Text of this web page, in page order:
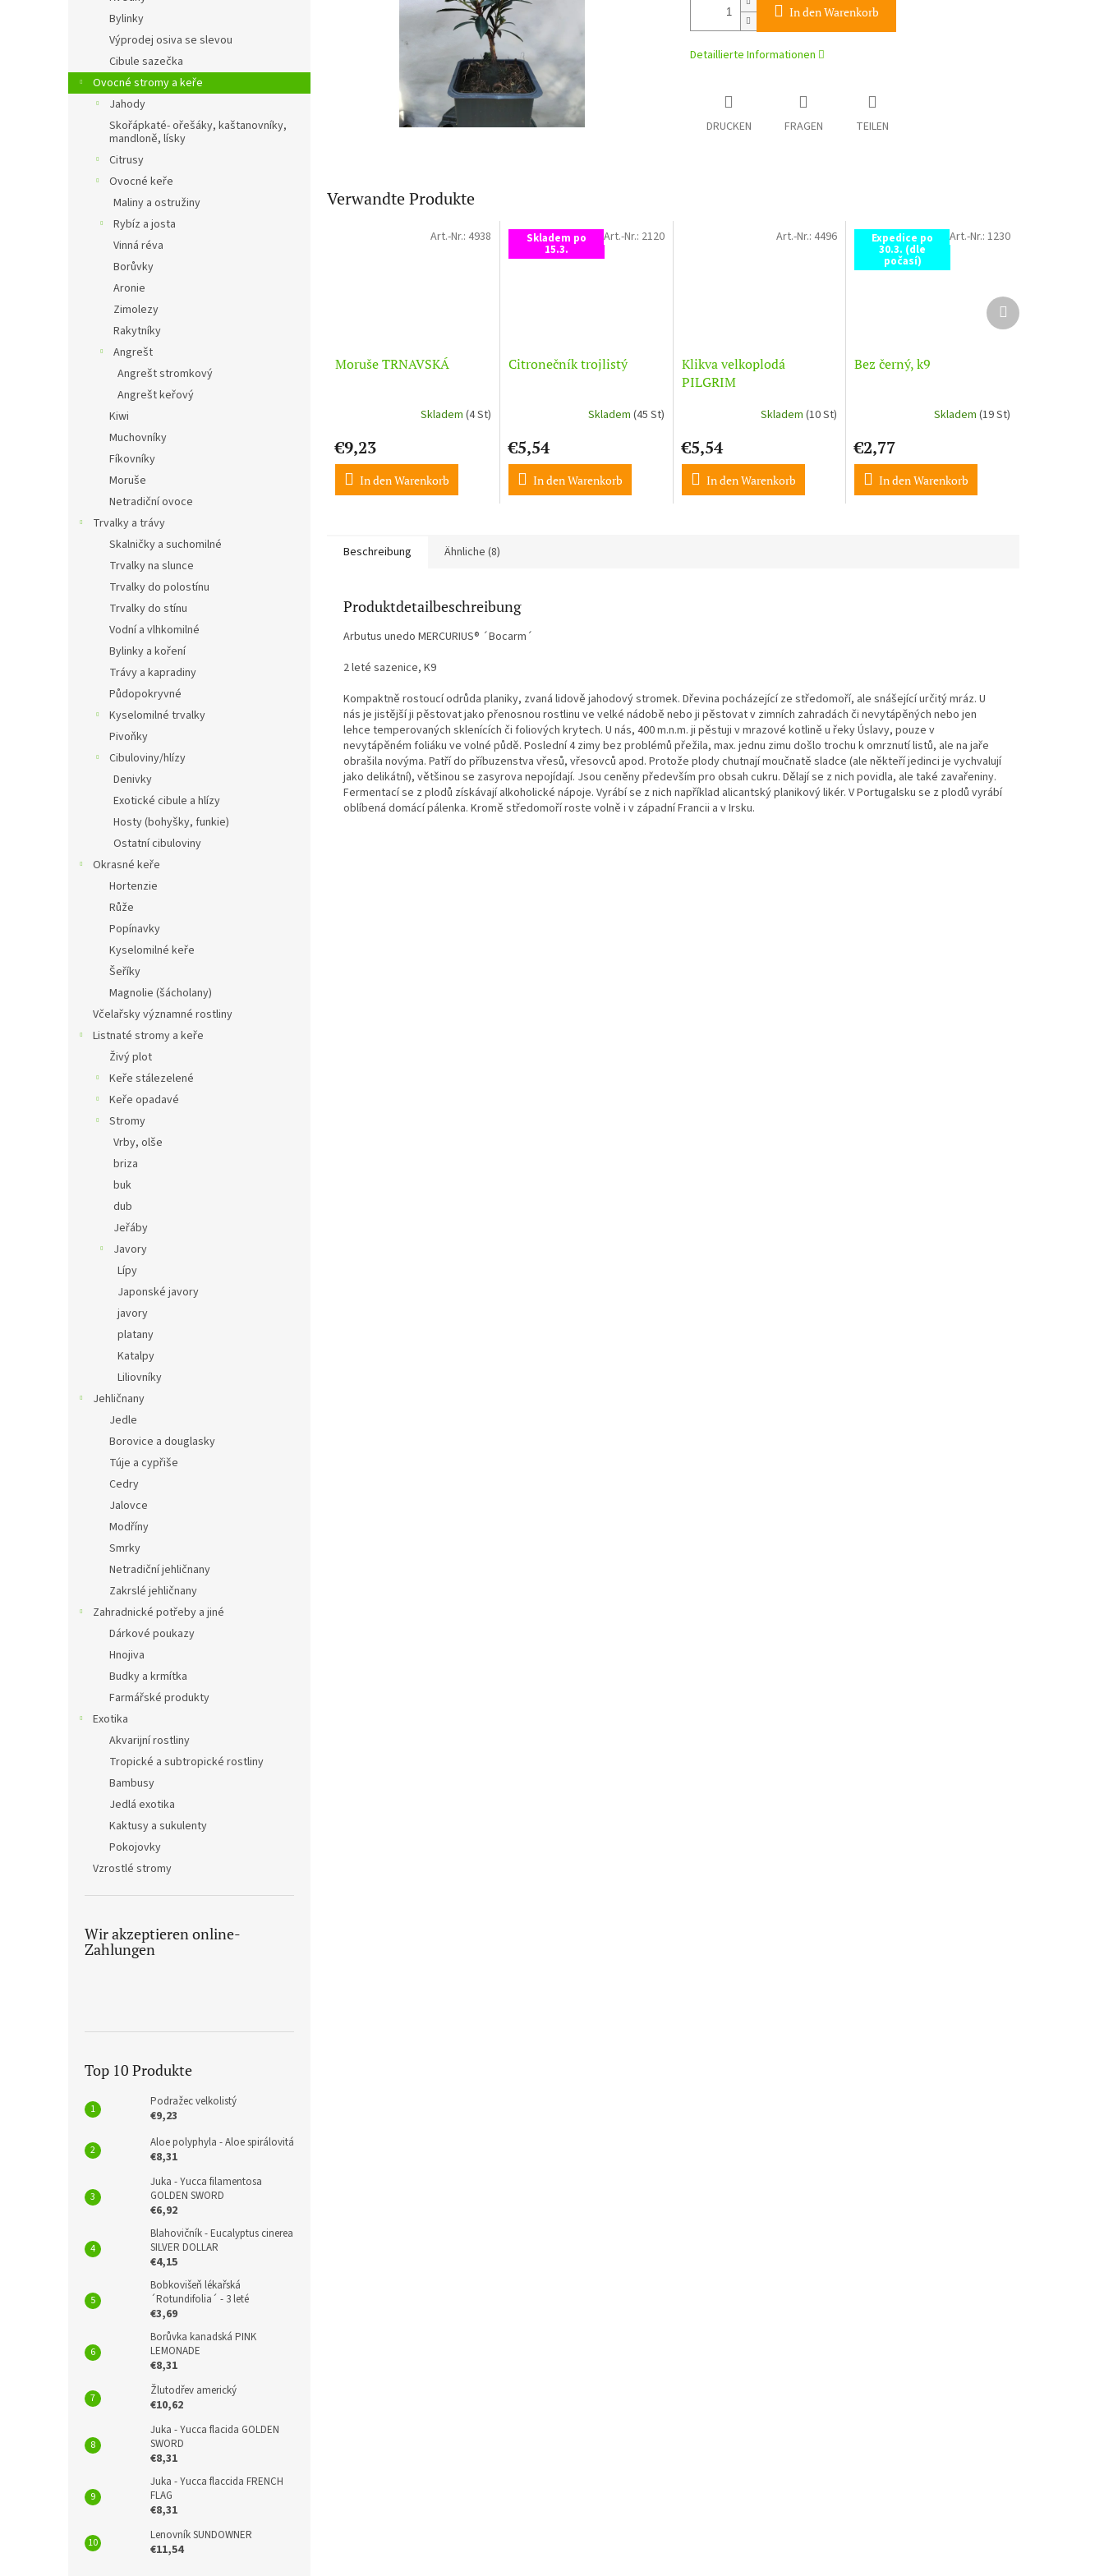
Bylinky
Výprodej osiva se slevou
Cibule sazečka
Ovocné stromy a keře
Jahody
Skořápkaté- ořešáky, kaštanovníky,
mandloně, lísky
Citrusy
Ovocné keře
Maliny a ostružiny
Rybíz a josta
Vinná réva
Borůvky
Aronie
Zimolezy
Rakytníky
Angrešt
Angrešt stromkový
Angrešt keřový
Kiwi
Muchovníky
Fíkovníky
Moruše
Netradiční ovoce
Trvalky a trávy
Skalničky a suchomilné
Trvalky na slunce
Trvalky do polostínu
Trvalky do stínu
Vodní a vlhkomilné
Bylinky a koření
Trávy a kapradiny
Půdopokryvné
Kyselomilné trvalky
Pivoňky
Cibuloviny/hlízy
Denivky
Exotické cibule a hlízy
Hosty (bohyšky, funkie)
Ostatní cibuloviny
Okrasné keře
Hortenzie
Růže
Popínavky
Kyselomilné keře
Šeříky
Magnolie (šácholany)
Včelařsky významné rostliny
Listnaté stromy a keře
Živý plot
Keře stálezelené
Keře opadavé
Stromy
Vrby, olše
briza
buk
dub
Jeřáby
Javory
Lípy
Japonské javory
javory
platany
Katalpy
Liliovníky
Jehličnany
Jedle
Borovice a douglasky
Túje a cypřiše
Cedry
Jalovce
Modříny
Smrky
Netradiční jehličnany
Zakrslé jehličnany
Zahradnické potřeby a jiné
Dárkové poukazy
Hnojiva
Budky a krmítka
Farmářské produkty
Exotika
Akvarijní rostliny
Tropické a subtropické rostliny
Bambusy
Jedlá exotika
Kaktusy a sukulenty
Pokojovky
Vzrostlé stromy
Wir akzeptieren online-
Zahlungen
Top 10 Produkte
Podražec velkolistý
€9,23
Aloe polyphyla - Aloe spirálovitá
€8,31
Juka - Yucca filamentosa
GOLDEN SWORD
€6,92
Blahovičník - Eucalyptus cinerea
SILVER DOLLAR
€4,15
Bobkovišeň lékařská
´Rotundifolia´ - 3 leté
€3,69
Borůvka kanadská PINK
LEMONADE
€8,31
Žlutodřev americký
€10,62
Juka - Yucca flacida GOLDEN
SWORD
€8,31
Juka - Yucca flaccida FRENCH
FLAG
€8,31
Lenovník SUNDOWNER
€11,54
In den Warenkorb
Detaillierte Informationen
DRUCKEN FRAGEN TEILEN
Verwandte Produkte
Moruše TRNAVSKÁ
Skladem (4 St)
€9,23
In den Warenkorb
Art.-Nr.: 4938 Skladem po
15.3.
Citronečník trojlistý
Skladem (45 St)
€5,54
In den Warenkorb
Art.-Nr.: 2120
Klikva velkoplodá
PILGRIM
Skladem(10 St)
€5,54
In den Warenkorb
Art.-Nr.: 4496 Expedice po
30.3. (dle
počasí)
Bez černý, k9
Skladem (19 St)
€2,77
In den Warenkorb
Art.-Nr.: 1230
Nächstes
Produkt
Beschreibung Ähnliche (8)
Produktdetailbeschreibung
Arbutus unedo MERCURIUS® ´Bocarm´
2 leté sazenice, K9
Kompaktně rostoucí odrůda planiky, zvaná lidově jahodový stromek. Dřevina pocházející ze středomoří, ale snášející určitý mráz. U
nás je jistější ji pěstovat jako přenosnou rostlinu ve velké nádobě nebo ji pěstovat v zimních zahradách či nevytápěných nebo jen
lehce temperovaných sklenících či foliových krytech. U nás, 400 m.n.m. ji pěstuji v mrazové kotlině u řeky Úslavy, pouze v
nevytápěném foliáku ve volné půdě. Poslední 4 zimy bez problémů přežila, max. jednu zimu došlo trochu k omrznutí listů, ale na jaře
obrašila novýma. Patří do příbuzenstva vřesů, vřesovců apod. Protože plody chutnají moučnatě sladce (ale někteří jedinci je vychvalují
jako delikátní), většinou se zasyrova nepojídají. Jsou ceněny především pro obsah cukru. Dělají se z nich povidla, ale také zavařeniny.
Fermentací se z plodů získávají alkoholické nápoje. Vyrábí se z nich například alicantský planikový likér. V Portugalsku se z plodů vyrábí
oblíbená domácí pálenka. Kromě středomoří roste volně i v západní Francii a v Irsku.